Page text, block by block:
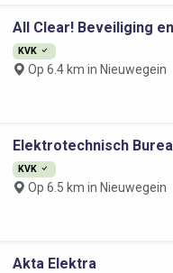
All Clear! Beveiliging
KVK
Op 6.4 km in Nieuwegein
Elektrotechnisch
KVK
Op 6.5 km in Nieuwegein
Akta Elektra